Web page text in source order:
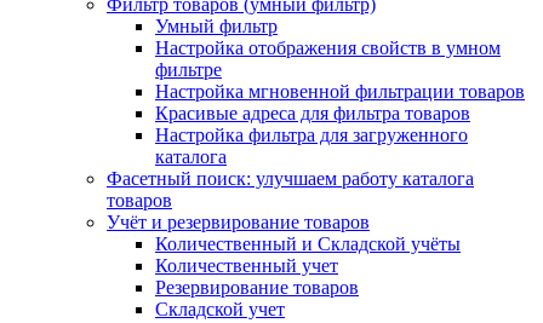
Фильтр товаров (умный фильтр)
Умный фильтр
Настройка отображения свойств в умном
фильтре
Настройка мгновенной фильтрации товаров
Красивые адреса для фильтра товаров
Настройка фильтра для загруженного
каталога
Фасетный поиск: улучшаем работу каталога
товаров
Учёт и резервирование товаров
Количественный и Складской учёты
Количественный учет
Резервирование товаров
Складской учет